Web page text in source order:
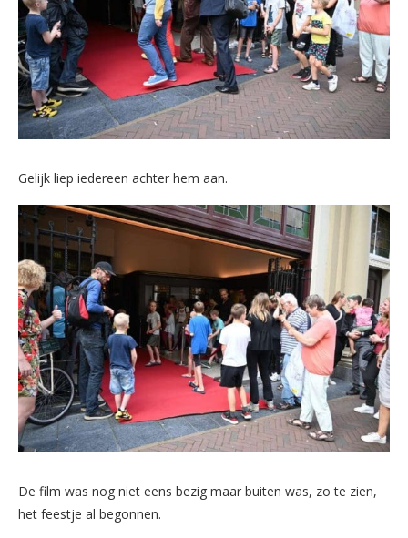
Gelijk liep iedereen achter hem aan.
De film was nog niet eens bezig maar buiten was, zo te zien,
het feestje al begonnen.